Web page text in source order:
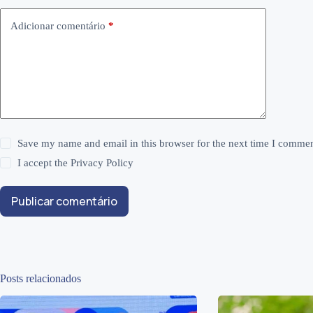
Adicionar comentário *
Save my name and email in this browser for the next time I
I accept thePrivacy Policy
Publicar comentário
Posts relacionados